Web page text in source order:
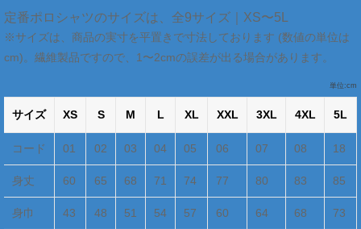
定番ポロシャツのサイズは、全9サイズ｜XS〜5L
※サイズは、商品の実寸を平置きで寸法しております (数値の単位は
cm)。繊維製品ですので、1〜2cmの誤差が出る場合があります。
単位:cm
サイズ XS S M L XL XXL 3XL 4XL 5L
コード 01 02 03 04 05 06 07 08 18
身丈 60 65 68 71 74 77 80 83 85
身巾 43 48 51 54 57 60 64 68 73